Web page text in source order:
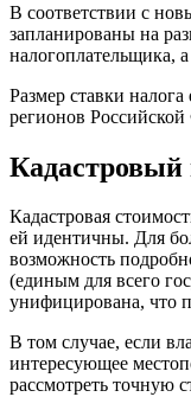
В соответствии с
запланированы на
налогоплательщика,
Размер ставки
регионов
Кадастровый
Кадастровая
ей идентичны. Для
возможность
(единым для всего
унифицирована, что
В том случае, если
интересующее
рассмотреть точную